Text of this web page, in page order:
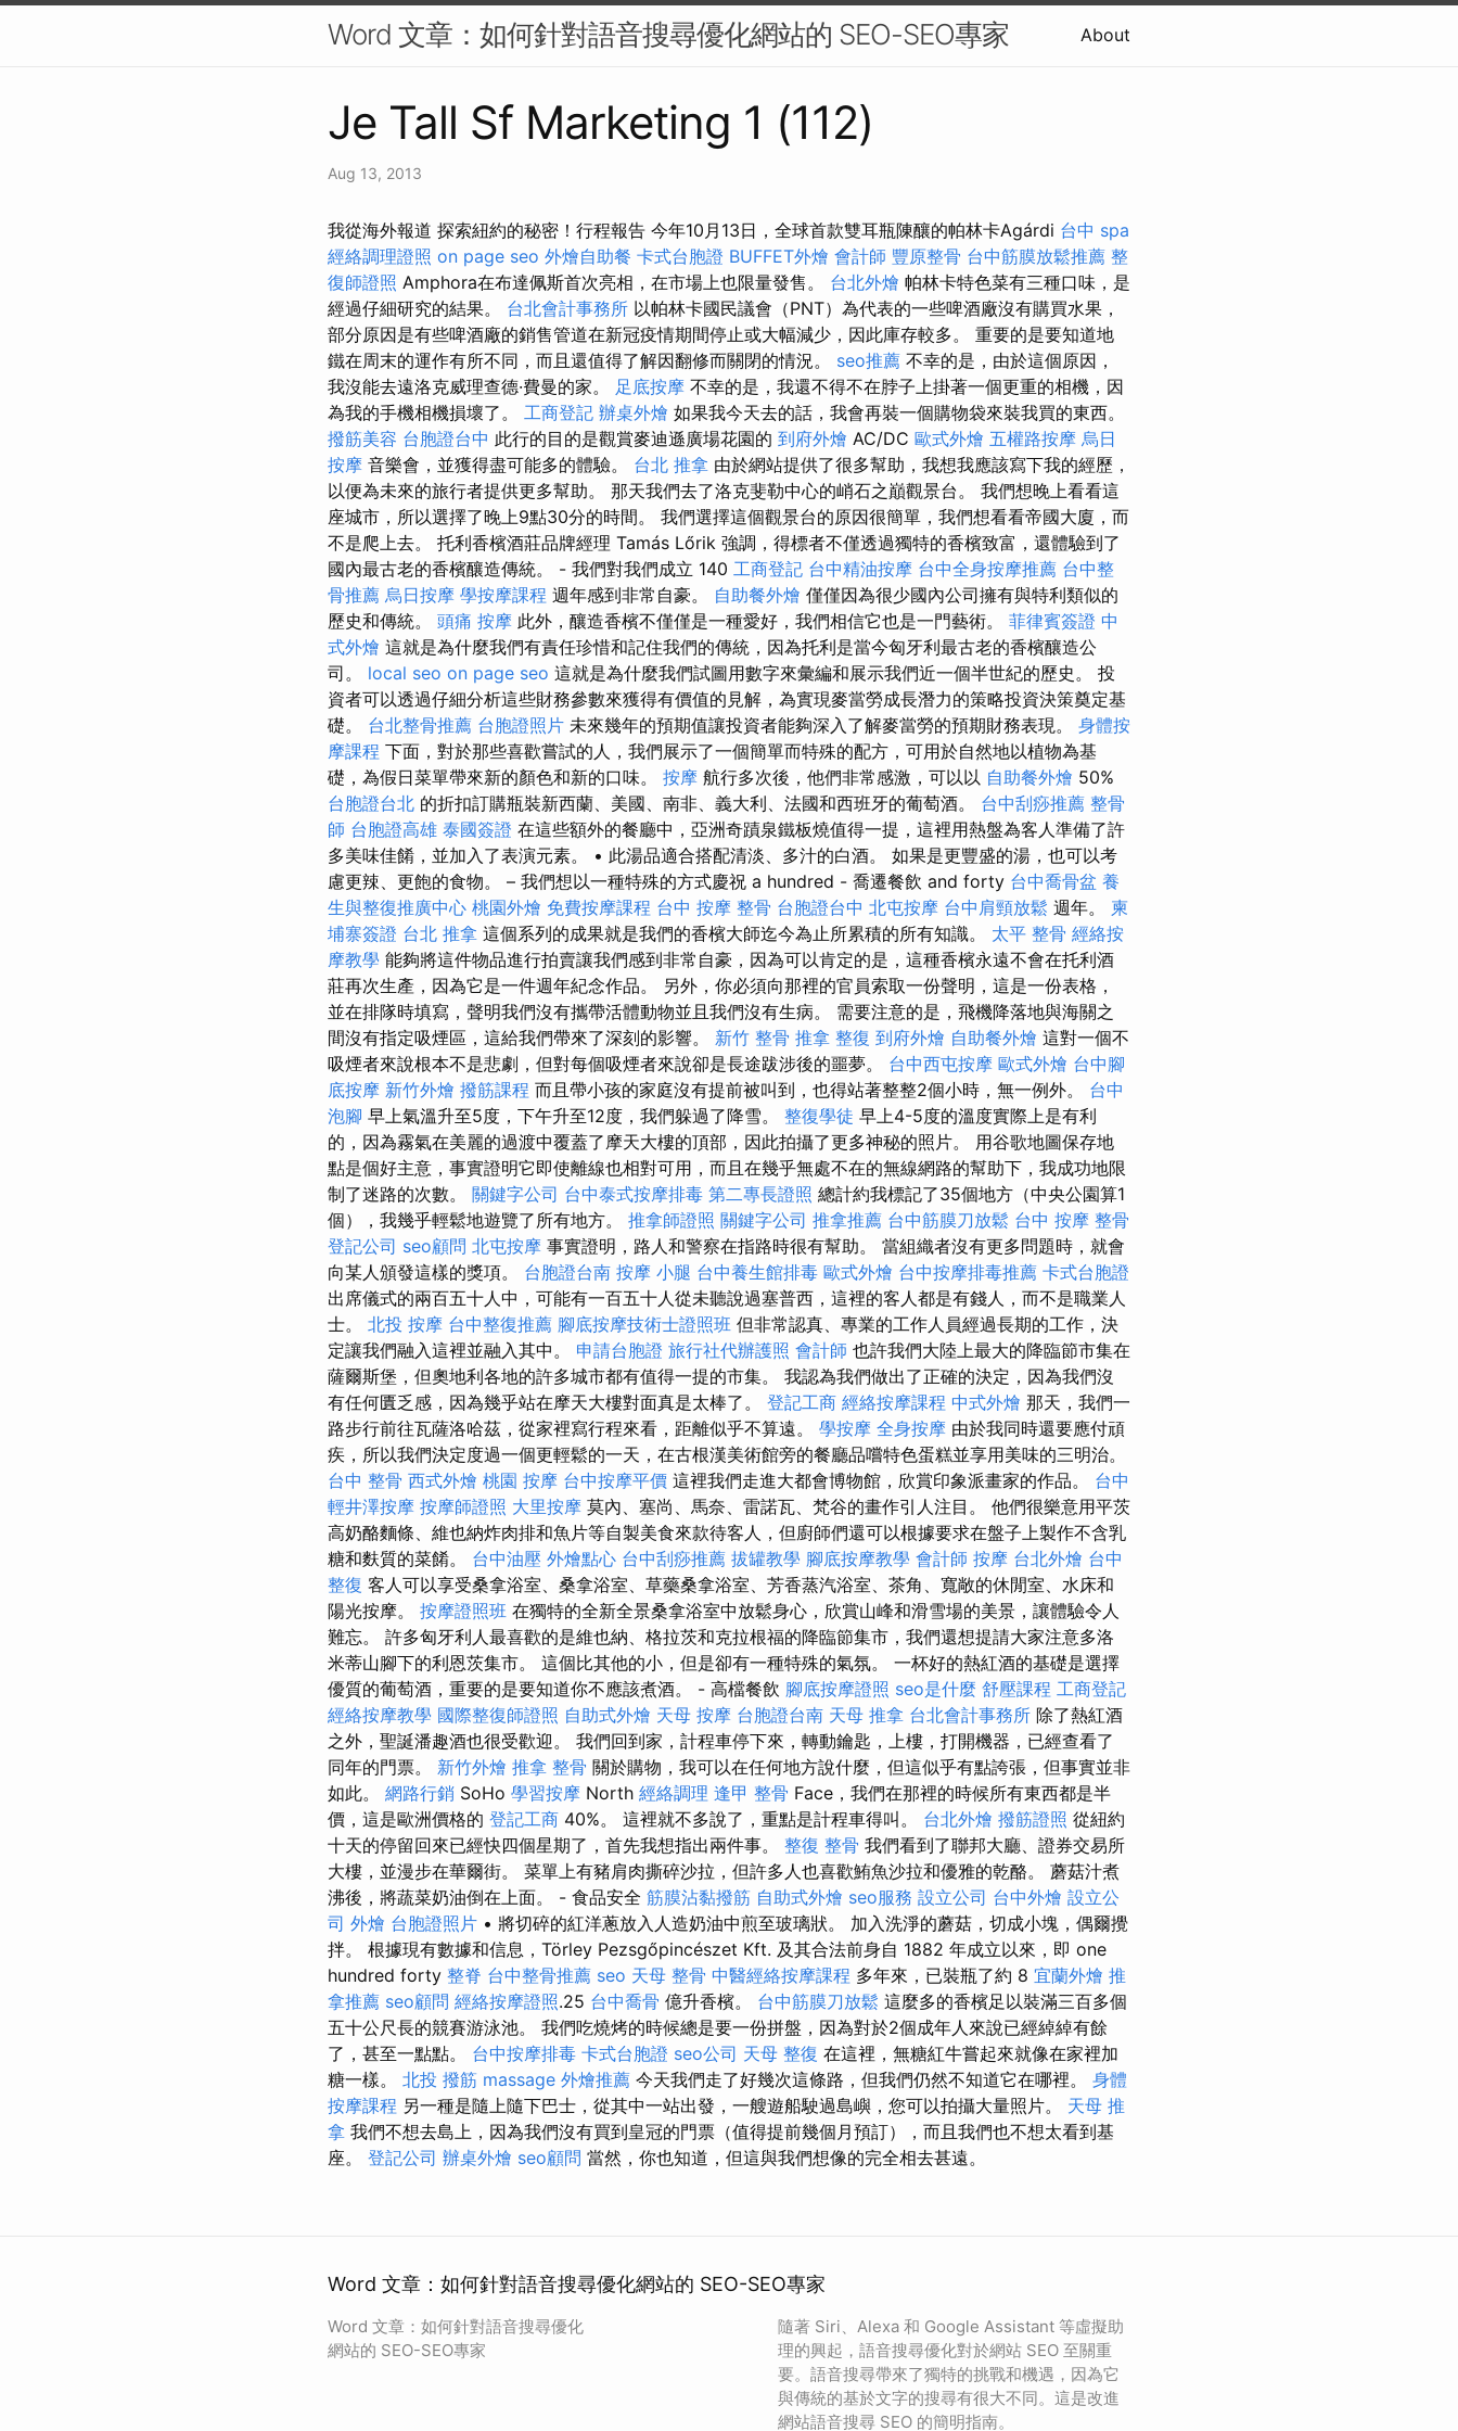
Word 文章：如何針對語音搜尋優化網站的 SEO-SEO專家 About
Je Tall Sf Marketing 1 (112)
Aug 13, 2013
我從海外報道 探索紐約的秘密！行程報告 今年10月13日，全球首款雙耳瓶陳釀的帕林卡Agárdi 台中 spa
經絡調理證照 on page seo 外燴自助餐 卡式台胞證 BUFFET外燴 會計師 豐原整骨 台中筋膜放鬆推薦 整
復師證照 Amphora在布達佩斯首次亮相，在市場上也限量發售。 台北外燴 帕林卡特色菜有三種口味，是
經過仔細研究的結果。 台北會計事務所 以帕林卡國民議會（PNT）為代表的一些啤酒廠沒有購買水果，
部分原因是有些啤酒廠的銷售管道在新冠疫情期間停止或大幅減少，因此庫存較多。 重要的是要知道地
鐵在周末的運作有所不同，而且還值得了解因翻修而關閉的情況。 seo推薦 不幸的是，由於這個原因，
我沒能去遠洛克威理查德·費曼的家。 足底按摩 不幸的是，我還不得不在脖子上掛著一個更重的相機，因
為我的手機相機損壞了。 工商登記 辦桌外燴 如果我今天去的話，我會再裝一個購物袋來裝我買的東西。
撥筋美容 台胞證台中 此行的目的是觀賞麥迪遜廣場花園的 到府外燴 AC/DC 歐式外燴 五權路按摩 烏日
按摩 音樂會，並獲得盡可能多的體驗。 台北 推拿 由於網站提供了很多幫助，我想我應該寫下我的經歷，
以便為未來的旅行者提供更多幫助。 那天我們去了洛克斐勒中心的峭石之巔觀景台。 我們想晚上看看這
座城市，所以選擇了晚上9點30分的時間。 我們選擇這個觀景台的原因很簡單，我們想看看帝國大廈，而
不是爬上去。 托利香檳酒莊品牌經理 Tamás Lőrik 強調，得標者不僅透過獨特的香檳致富，還體驗到了
國內最古老的香檳釀造傳統。 - 我們對我們成立 140 工商登記 台中精油按摩 台中全身按摩推薦 台中整
骨推薦 烏日按摩 學按摩課程 週年感到非常自豪。 自助餐外燴 僅僅因為很少國內公司擁有與特利類似的
歷史和傳統。 頭痛 按摩 此外，釀造香檳不僅僅是一種愛好，我們相信它也是一門藝術。 菲律賓簽證 中
式外燴 這就是為什麼我們有責任珍惜和記住我們的傳統，因為托利是當今匈牙利最古老的香檳釀造公
司。 local seo on page seo 這就是為什麼我們試圖用數字來彙編和展示我們近一個半世紀的歷史。 投
資者可以透過仔細分析這些財務參數來獲得有價值的見解，為實現麥當勞成長潛力的策略投資決策奠定基
礎。 台北整骨推薦 台胞證照片 未來幾年的預期值讓投資者能夠深入了解麥當勞的預期財務表現。 身體按
摩課程 下面，對於那些喜歡嘗試的人，我們展示了一個簡單而特殊的配方，可用於自然地以植物為基
礎，為假日菜單帶來新的顏色和新的口味。 按摩 航行多次後，他們非常感激，可以以 自助餐外燴 50%
台胞證台北 的折扣訂購瓶裝新西蘭、美國、南非、義大利、法國和西班牙的葡萄酒。 台中刮痧推薦 整骨
師 台胞證高雄 泰國簽證 在這些額外的餐廳中，亞洲奇蹟泉鐵板燒值得一提，這裡用熱盤為客人準備了許
多美味佳餚，並加入了表演元素。 • 此湯品適合搭配清淡、多汁的白酒。 如果是更豐盛的湯，也可以考
慮更辣、更飽的食物。 – 我們想以一種特殊的方式慶祝 a hundred - 喬遷餐飲 and forty 台中喬骨盆 養
生與整復推廣中心 桃園外燴 免費按摩課程 台中 按摩 整骨 台胞證台中 北屯按摩 台中肩頸放鬆 週年。 柬
埔寨簽證 台北 推拿 這個系列的成果就是我們的香檳大師迄今為止所累積的所有知識。 太平 整骨 經絡按
摩教學 能夠將這件物品進行拍賣讓我們感到非常自豪，因為可以肯定的是，這種香檳永遠不會在托利酒
莊再次生產，因為它是一件週年紀念作品。 另外，你必須向那裡的官員索取一份聲明，這是一份表格，
並在排隊時填寫，聲明我們沒有攜帶活體動物並且我們沒有生病。 需要注意的是，飛機降落地與海關之
間沒有指定吸煙區，這給我們帶來了深刻的影響。 新竹 整骨 推拿 整復 到府外燴 自助餐外燴 這對一個不
吸煙者來說根本不是悲劇，但對每個吸煙者來說卻是長途跋涉後的噩夢。 台中西屯按摩 歐式外燴 台中腳
底按摩 新竹外燴 撥筋課程 而且帶小孩的家庭沒有提前被叫到，也得站著整整2個小時，無一例外。 台中
泡腳 早上氣溫升至5度，下午升至12度，我們躲過了降雪。 整復學徒 早上4-5度的溫度實際上是有利
的，因為霧氣在美麗的過渡中覆蓋了摩天大樓的頂部，因此拍攝了更多神秘的照片。 用谷歌地圖保存地
點是個好主意，事實證明它即使離線也相對可用，而且在幾乎無處不在的無線網路的幫助下，我成功地限
制了迷路的次數。 關鍵字公司 台中泰式按摩排毒 第二專長證照 總計約我標記了35個地方（中央公園算1
個），我幾乎輕鬆地遊覽了所有地方。 推拿師證照 關鍵字公司 推拿推薦 台中筋膜刀放鬆 台中 按摩 整骨
登記公司 seo顧問 北屯按摩 事實證明，路人和警察在指路時很有幫助。 當組織者沒有更多問題時，就會
向某人頒發這樣的獎項。 台胞證台南 按摩 小腿 台中養生館排毒 歐式外燴 台中按摩排毒推薦 卡式台胞證
出席儀式的兩百五十人中，可能有一百五十人從未聽說過塞普西，這裡的客人都是有錢人，而不是職業人
士。 北投 按摩 台中整復推薦 腳底按摩技術士證照班 但非常認真、專業的工作人員經過長期的工作，決
定讓我們融入這裡並融入其中。 申請台胞證 旅行社代辦護照 會計師 也許我們大陸上最大的降臨節市集在
薩爾斯堡，但奧地利各地的許多城市都有值得一提的市集。 我認為我們做出了正確的決定，因為我們沒
有任何匱乏感，因為幾乎站在摩天大樓對面真是太棒了。 登記工商 經絡按摩課程 中式外燴 那天，我們一
路步行前往瓦薩洛哈茲，從家裡寫行程來看，距離似乎不算遠。 學按摩 全身按摩 由於我同時還要應付頑
疾，所以我們決定度過一個更輕鬆的一天，在古根漢美術館旁的餐廳品嚐特色蛋糕並享用美味的三明治。
台中 整骨 西式外燴 桃園 按摩 台中按摩平價 這裡我們走進大都會博物館，欣賞印象派畫家的作品。 台中
輕井澤按摩 按摩師證照 大里按摩 莫內、塞尚、馬奈、雷諾瓦、梵谷的畫作引人注目。 他們很樂意用平茨
高奶酪麵條、維也納炸肉排和魚片等自製美食來款待客人，但廚師們還可以根據要求在盤子上製作不含乳
糖和麩質的菜餚。 台中油壓 外燴點心 台中刮痧推薦 拔罐教學 腳底按摩教學 會計師 按摩 台北外燴 台中
整復 客人可以享受桑拿浴室、桑拿浴室、草藥桑拿浴室、芳香蒸汽浴室、茶角、寬敞的休閒室、水床和
陽光按摩。 按摩證照班 在獨特的全新全景桑拿浴室中放鬆身心，欣賞山峰和滑雪場的美景，讓體驗令人
難忘。 許多匈牙利人最喜歡的是維也納、格拉茨和克拉根福的降臨節集市，我們還想提請大家注意多洛
米蒂山腳下的利恩茨集市。 這個比其他的小，但是卻有一種特殊的氣氛。 一杯好的熱紅酒的基礎是選擇
優質的葡萄酒，重要的是要知道你不應該煮酒。 - 高檔餐飲 腳底按摩證照 seo是什麼 舒壓課程 工商登記
經絡按摩教學 國際整復師證照 自助式外燴 天母 按摩 台胞證台南 天母 推拿 台北會計事務所 除了熱紅酒
之外，聖誕潘趣酒也很受歡迎。 我們回到家，計程車停下來，轉動鑰匙，上樓，打開機器，已經查看了
同年的門票。 新竹外燴 推拿 整骨 關於購物，我可以在任何地方說什麼，但這似乎有點誇張，但事實並非
如此。 網路行銷 SoHo 學習按摩 North 經絡調理 逢甲 整骨 Face，我們在那裡的時候所有東西都是半
價，這是歐洲價格的 登記工商 40%。 這裡就不多說了，重點是計程車得叫。 台北外燴 撥筋證照 從紐約
十天的停留回來已經快四個星期了，首先我想指出兩件事。 整復 整骨 我們看到了聯邦大廳、證券交易所
大樓，並漫步在華爾街。 菜單上有豬肩肉撕碎沙拉，但許多人也喜歡鮪魚沙拉和優雅的乾酪。 蘑菇汁煮
沸後，將蔬菜奶油倒在上面。 - 食品安全 筋膜沾黏撥筋 自助式外燴 seo服務 設立公司 台中外燴 設立公
司 外燴 台胞證照片 • 將切碎的紅洋蔥放入人造奶油中煎至玻璃狀。 加入洗淨的蘑菇，切成小塊，偶爾攪
拌。 根據現有數據和信息，Törley Pezsgőpincészet Kft. 及其合法前身自 1882 年成立以來，即 one
hundred forty 整脊 台中整骨推薦 seo 天母 整骨 中醫經絡按摩課程 多年來，已裝瓶了約 8 宜蘭外燴 推
拿推薦 seo顧問 經絡按摩證照.25 台中喬骨 億升香檳。 台中筋膜刀放鬆 這麼多的香檳足以裝滿三百多個
五十公尺長的競賽游泳池。 我們吃燒烤的時候總是要一份拼盤，因為對於2個成年人來說已經綽綽有餘
了，甚至一點點。 台中按摩排毒 卡式台胞證 seo公司 天母 整復 在這裡，無糖紅牛嘗起來就像在家裡加
糖一樣。 北投 撥筋 massage 外燴推薦 今天我們走了好幾次這條路，但我們仍然不知道它在哪裡。 身體
按摩課程 另一種是隨上隨下巴士，從其中一站出發，一艘遊船駛過島嶼，您可以拍攝大量照片。 天母 推
拿 我們不想去島上，因為我們沒有買到皇冠的門票（值得提前幾個月預訂），而且我們也不想太看到基
座。 登記公司 辦桌外燴 seo顧問 當然，你也知道，但這與我們想像的完全相去甚遠。
Word 文章：如何針對語音搜尋優化網站的 SEO-SEO專家
Word 文章：如何針對語音搜尋優化
網站的 SEO-SEO專家
隨著 Siri、Alexa 和 Google Assistant 等虛擬助
理的興起，語音搜尋優化對於網站 SEO 至關重
要。語音搜尋帶來了獨特的挑戰和機遇，因為它
與傳統的基於文字的搜尋有很大不同。這是改進
網站語音搜尋 SEO 的簡明指南。